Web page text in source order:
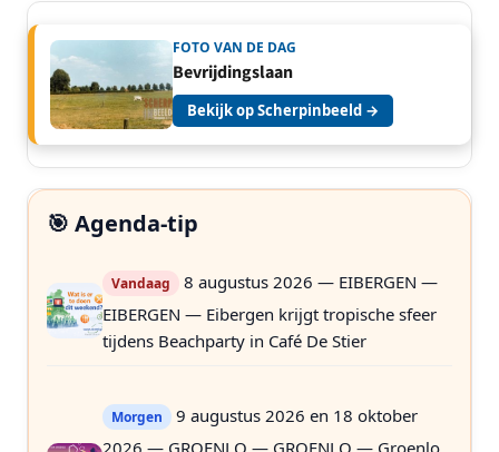
FOTO VAN DE DAG
Bevrijdingslaan
Bekijk op Scherpinbeeld →
🎯 Agenda-tip
Vandaag
8 augustus 2026 — EIBERGEN —
EIBERGEN — Eibergen krijgt tropische sfeer
tijdens Beachparty in Café De Stier
Morgen
9 augustus 2026 en 18 oktober
2026 — GROENLO — GROENLO — Groenlo